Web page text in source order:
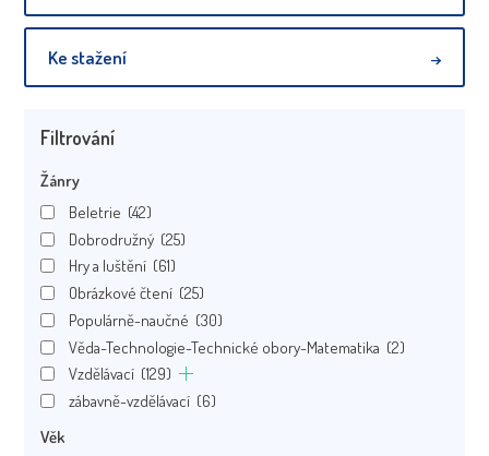
Ke stažení
Filtrování
Žánry
Beletrie (42)
Dobrodružný (25)
Hry a luštění (61)
Obrázkové čtení (25)
Populárně-naučné (30)
Věda-Technologie-Technické obory-Matematika (2)
Vzdělávací (129)
zábavně-vzdělávací (6)
Věk